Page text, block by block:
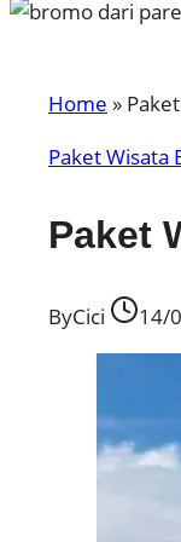
Home »
Paket Wisata
Paket
ByCici 14/